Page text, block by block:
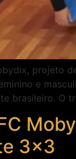
projeto
e
brasileiro. O
3×3